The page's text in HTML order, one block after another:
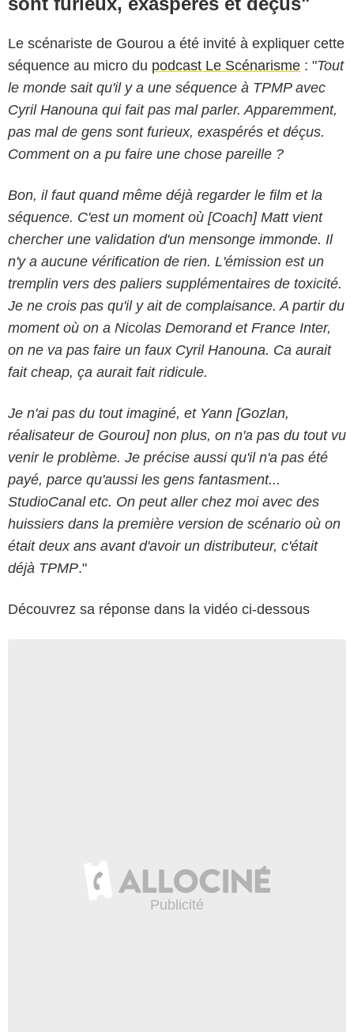
Le scénariste de Gourou a été invité à expliquer cette
séquence au micro du podcast Le Scénarisme : "Tout
le monde sait qu'il y a une séquence à TPMP avec
Cyril Hanouna qui fait pas mal parler. Apparemment,
pas mal de gens sont furieux, exaspérés et déçus.
Comment on a pu faire une chose pareille ?
Bon, il faut quand même déjà regarder le film et la
séquence. C'est un moment où [Coach] Matt vient
chercher une validation d'un mensonge immonde. Il
n'y a aucune vérification de rien. L'émission est un
tremplin vers des paliers supplémentaires de toxicité.
Je ne crois pas qu'il y ait de complaisance. A partir du
moment où on a Nicolas Demorand et France Inter,
on ne va pas faire un faux Cyril Hanouna. Ca aurait
fait cheap, ça aurait fait ridicule.
Je n'ai pas du tout imaginé, et Yann [Gozlan,
réalisateur de Gourou] non plus, on n'a pas du tout vu
venir le problème. Je précise aussi qu'il n'a pas été
payé, parce qu'aussi les gens fantasment...
StudioCanal etc. On peut aller chez moi avec des
huissiers dans la première version de scénario où on
était deux ans avant d'avoir un distributeur, c'était
déjà TPMP."
Découvrez sa réponse dans la vidéo ci-dessous